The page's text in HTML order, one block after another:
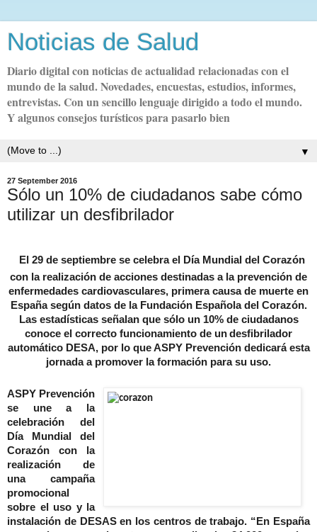
Noticias de Salud
Diario digital con noticias de actualidad relacionadas con el
mundo de la salud. Novedades, encuestas, estudios, informes,
entrevistas. Con un sencillo lenguaje dirigido a todo el mundo.
Y algunos consejos turísticos para pasarlo bien
▼
27 September 2016
Sólo un 10% de ciudadanos sabe cómo
utilizar un desfibrilador
El 29 de septiembre se celebra el Día Mundial del Corazón
con la realización de acciones destinadas a la prevención de
enfermedades cardiovasculares, primera causa de muerte en
España según datos de la Fundación Española del Corazón.
Las estadísticas señalan que sólo un 10% de ciudadanos
conoce el correcto funcionamiento de undesfibrilador
automático DESA, por lo que ASPY Prevención dedicará esta
jornada a promover la formación para su uso.
ASPY Prevención
se une a la
celebración del
Día Mundial del
Corazón con la
realización de
una campaña
promocional
sobre el uso y la
instalación de DESAS en los centros de trabajo. “En España